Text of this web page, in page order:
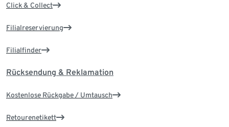
Click & Collect
Filialreservierung
Filialfinder
Rücksendung & Reklamation
Kostenlose Rückgabe / Umtausch
Retourenetikett